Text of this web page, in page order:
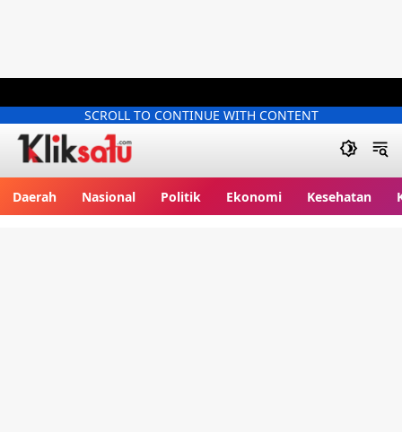
SCROLL TO CONTINUE WITH CONTENT
Daerah Nasional Politik Ekonomi Kesehatan